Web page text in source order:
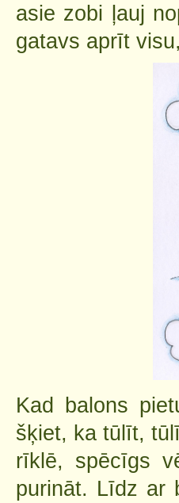
asie zobi ļauj
gatavs aprīt
Kad balons
šķiet, ka tūlīt,
rīklē, spēcīgs
purināt. Līdz ar